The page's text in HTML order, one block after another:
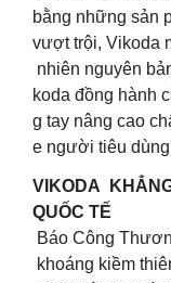
bằng những sản
vượt trội, Vikoda
nhiên nguyên
koda đồng hành
g tay nâng cao
e người tiêu
VIKODA
QUỐC TẾ
Báo Công
khoáng kiềm